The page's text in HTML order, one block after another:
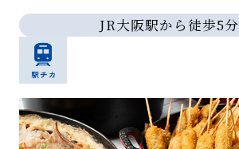
JR大阪駅から徒歩5分